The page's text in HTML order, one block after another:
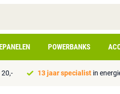
POWERBANKS
13 jaar specialist in